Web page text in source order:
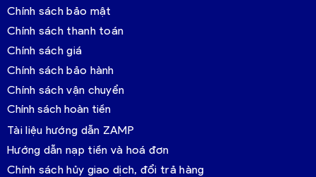
Chính sách bảo mật
Chính sách thanh toán
Chính sách giá
Chính sách bảo hành
Chính sách vận chuyển
Chính sách hoàn tiền
Tài liệu hướng dẫn ZAMP
Hướng dẫn nạp tiền và hoá đơn
Chính sách hủy giao dịch, đổi trả hàng